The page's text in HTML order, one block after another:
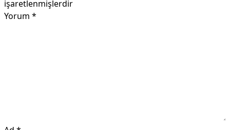
işaretlenmişlerdir
Yorum *